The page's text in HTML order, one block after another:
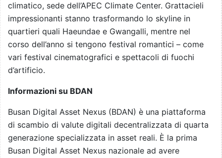
climatico, sede dell’APEC Climate Center. Grattacieli
impressionanti stanno trasformando lo skyline in
quartieri quali Haeundae e Gwangalli, mentre nel
corso dell’anno si tengono festival romantici – come
vari festival cinematografici e spettacoli di fuochi
d’artificio.
Informazioni su BDAN
Busan Digital Asset Nexus (BDAN) è una piattaforma
di scambio di valute digitali decentralizzata di quarta
generazione specializzata in asset reali. È la prima
Busan Digital Asset Nexus nazionale ad avere